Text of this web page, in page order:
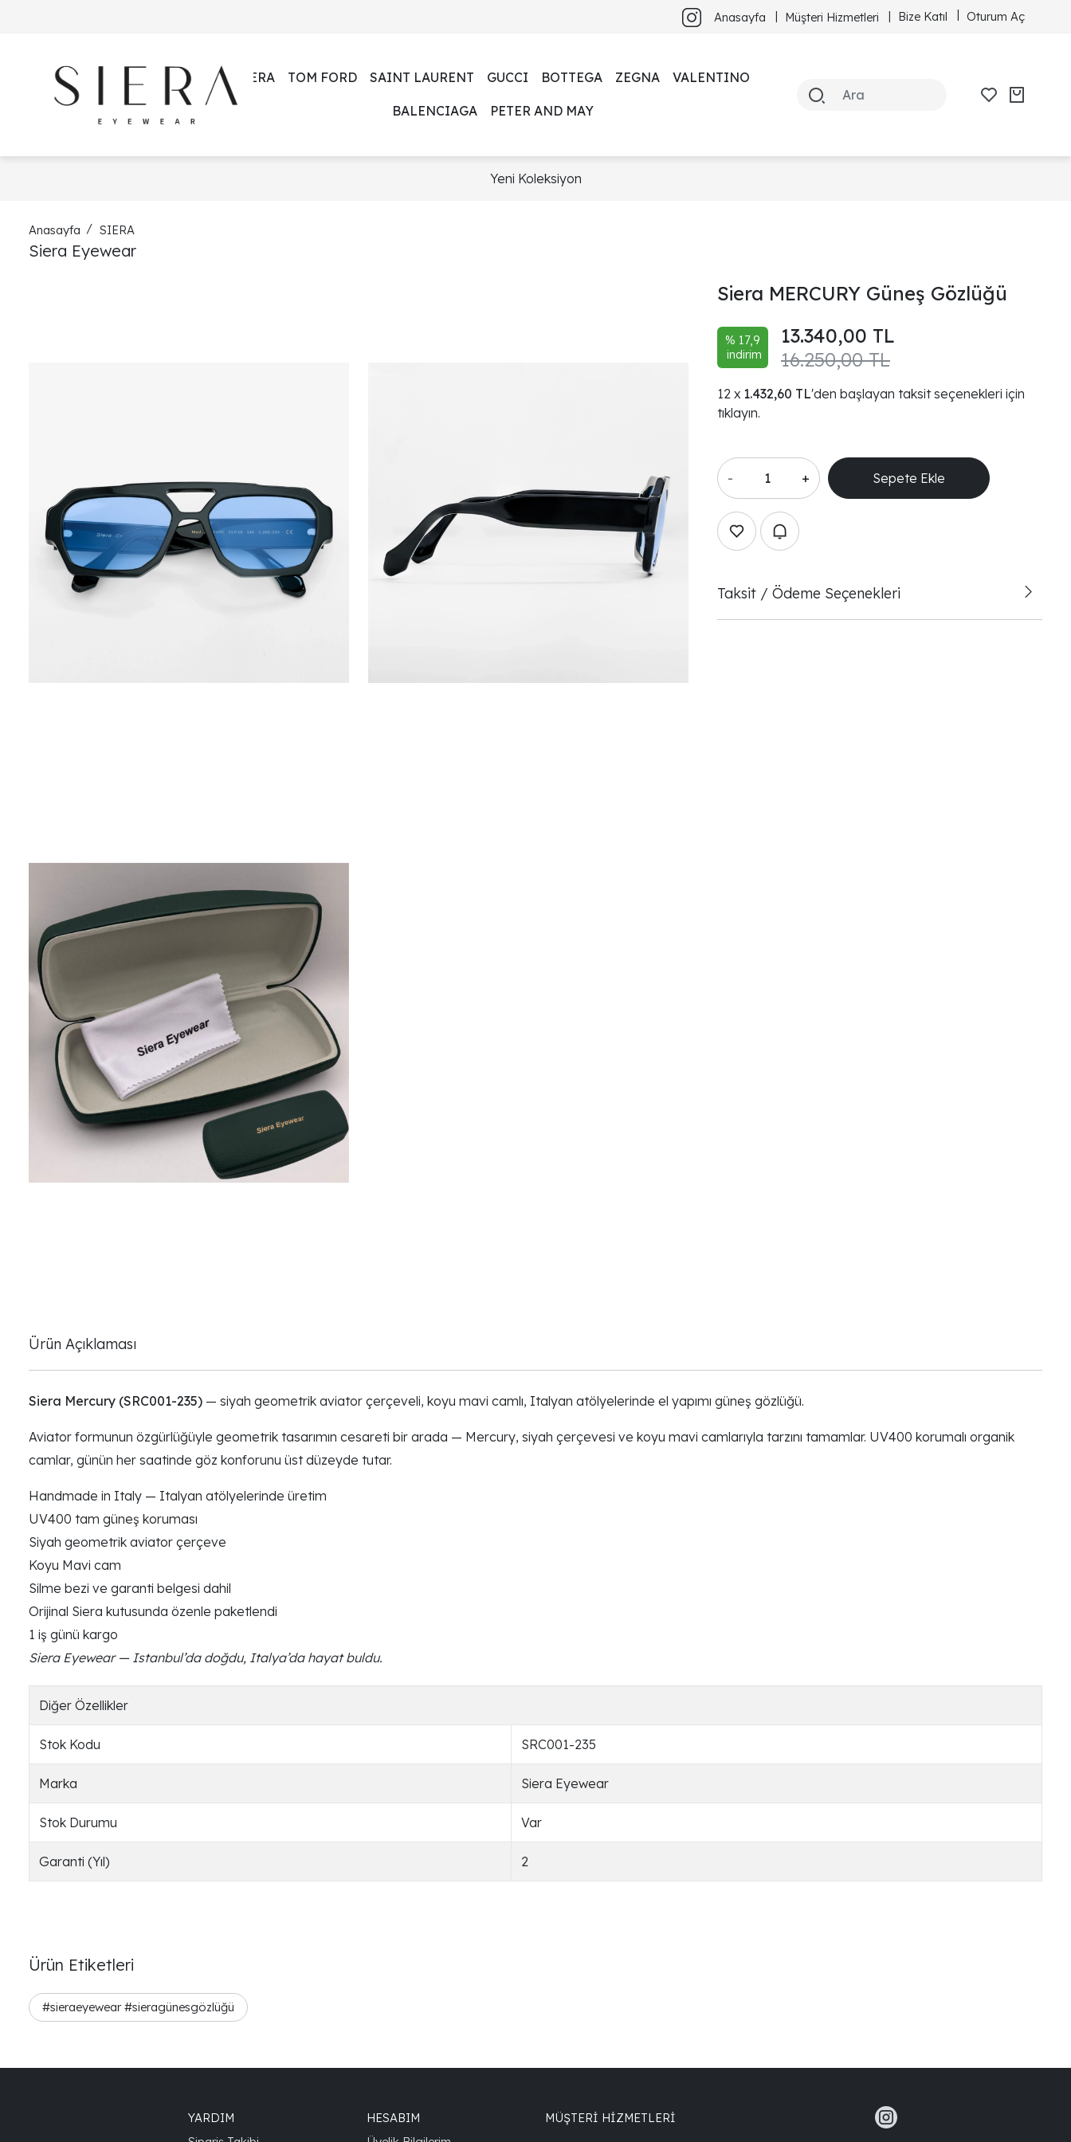
Anasayfa Müşteri Hizmetleri Bize Katıl Oturum Aç
SIERA TOM FORD SAINT LAURENT GUCCI BOTTEGA ZEGNA VALENTINO
BALENCIAGA PETER AND MAY
Yeni Koleksiyon
Anasayfa SIERA
Siera Eyewear
Siera MERCURY Güneş Gözlüğü
% 17,9
indirim
16.250,00 TL
13.340,00 TL
1.432,60 TL'den başlayan taksit seçenekleri için
tıklayın.
- + Sepete Ekle
Taksit / Ödeme Seçenekleri
Ürün Açıklaması
Siera Mercury (SRC001-235) — siyah geometrik aviator çerçeveli, koyu mavi camlı, Italyan atölyelerinde el yapımı güneş gözlüğü.
Aviator formunun özgürlüğüyle geometrik tasarımın cesareti bir arada — Mercury, siyah çerçevesi ve koyu mavi camlarıyla tarzını tamamlar. UV400 korumalı organik
camlar, günün her saatinde göz konforunu üst düzeyde tutar.
Handmade in Italy — Italyan atölyelerinde üretim
UV400 tam güneş koruması
Siyah geometrik aviator çerçeve
Koyu Mavi cam
Silme bezi ve garanti belgesi dahil
Orijinal Siera kutusunda özenle paketlendi
1 iş günü kargo
Siera Eyewear — Istanbul’da doğdu, Italya’da hayat buldu.
Diğer Özellikler
Stok Kodu SRC001-235
Marka Siera Eyewear
Stok Durumu Var
Garanti (Yıl) 2
Ürün Etiketleri
#sieraeyewear #sieragünesgözlüğü
YARDIM
HESABIM
MÜŞTERİ HİZMETLERİ